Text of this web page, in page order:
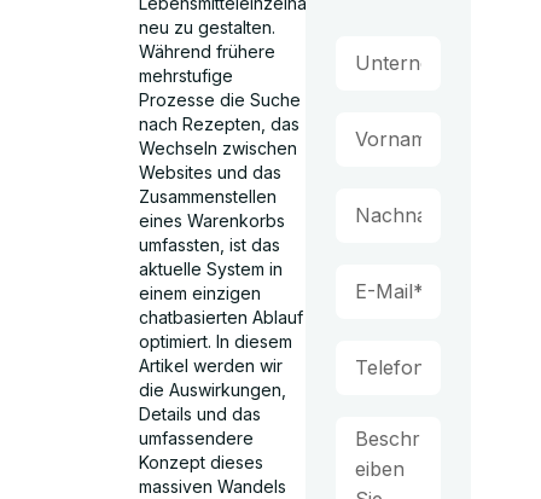
neu zu gestalten.
Während frühere
mehrstufige
Prozesse die Suche
nach Rezepten, das
Wechseln zwischen
Websites und das
Zusammenstellen
eines Warenkorbs
umfassten, ist das
aktuelle System in
einem einzigen
chatbasierten Ablauf
optimiert. In diesem
Artikel werden wir
die Auswirkungen,
Details und das
umfassendere
Konzept dieses
massiven Wandels